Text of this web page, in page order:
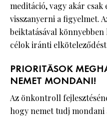
meditáció, vagy akár csak
visszanyerni a figyelmet.
beiktatásával
célok iránti elköteleződést
PRIORITÁSOK
NEMET MONDANI!
Az önkontroll
hogy nemet tudj